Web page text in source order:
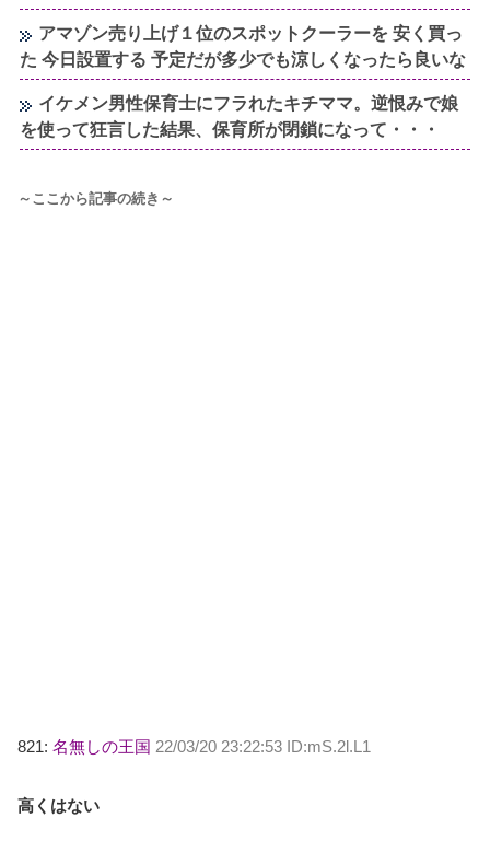
アマゾン売り上げ１位のスポットクーラーを 安く買っ
た 今日設置する 予定だが多少でも涼しくなったら良いな
イケメン男性保育士にフラれたキチママ。逆恨みで娘
を使って狂言した結果、保育所が閉鎖になって・・・
～ここから記事の続き～
821: 名無しの王国 22/03/20 23:22:53 ID:mS.2l.L1
高くはない